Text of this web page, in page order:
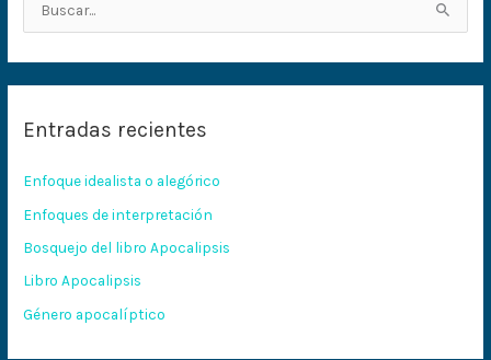
a
p
o
r
:
Entradas recientes
Enfoque idealista o alegórico
Enfoques de interpretación
Bosquejo del libro Apocalipsis
Libro Apocalipsis
Género apocalíptico